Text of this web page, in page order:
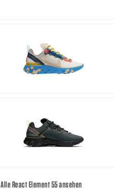
Alle React Element 55 ansehen